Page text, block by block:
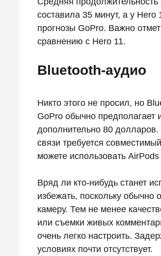
составила 35 минут, а у
прогнозы GoPro. Важно
сравнению с Hero 11.
Bluetooth-аудио
Никто этого не просил, но
GoPro обычно предполагает
дополнительно 80
связи требуется
можете использовать
Вряд ли кто-нибудь станет
избежать, поскольку обычно
камеру. Тем не менее
или съемки живых
очень легко настроить.
условиях почти отсутствует.